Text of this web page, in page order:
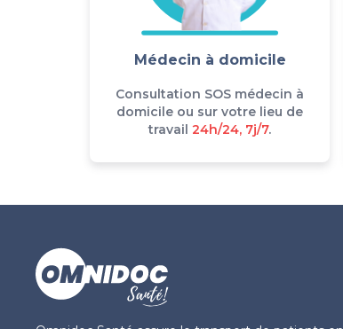
Médecin à domicile
Consultation SOS médecin à
domicile ou sur votre lieu de
travail 24h/24, 7j/7.